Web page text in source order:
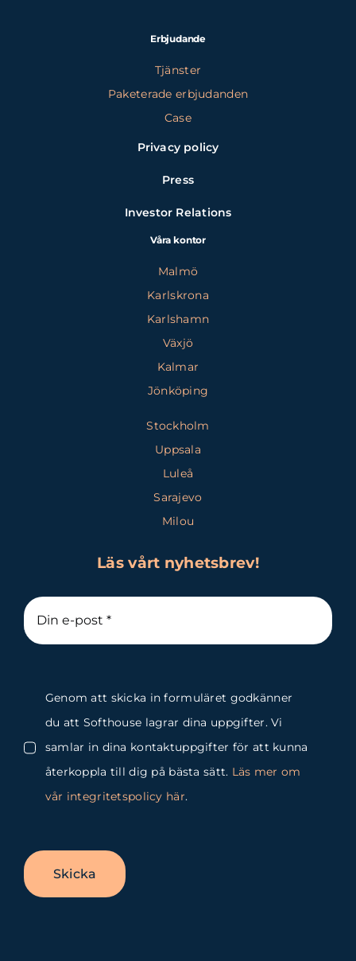
Erbjudande
Tjänster
Paketerade erbjudanden
Case
Privacy policy
Press
Investor Relations
Våra kontor
Malmö
Karlskrona
Karlshamn
Växjö
Kalmar
Jönköping
Stockholm
Uppsala
Luleå
Sarajevo
Milou
Läs vårt nyhetsbrev!
Genom att skicka in formuläret godkänner
du att Softhouse lagrar dina uppgifter. Vi
samlar in dina kontaktuppgifter för att kunna
återkoppla till dig på bästa sätt. Läs mer om
vår integritetspolicy här.
Skicka